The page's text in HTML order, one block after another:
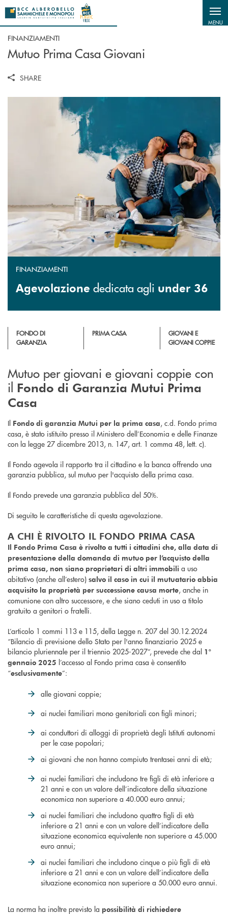
Salta al contenuto principale
MENU
FINANZIAMENTI
Mutuo Prima Casa Giovani
SHARE
FINANZIAMENTI
Agevolazione dedicata agli under 36
FONDO DI
GARANZIA
PRIMA CASA
GIOVANI E
GIOVANI COPPIE
Mutuo per giovani e giovani coppie con
il Fondo di Garanzia Mutui Prima
Casa
Il Fondo di garanzia Mutui per la prima casa, c.d. Fondo prima
casa, è stato istituito presso il Ministero dell’Economia e delle Finanze
con la legge 27 dicembre 2013, n. 147, art. 1 comma 48, lett. c).
Il Fondo agevola il rapporto tra il cittadino e la banca offrendo una
garanzia pubblica, sul mutuo per l'acquisto della prima casa.
Il Fondo prevede una garanzia pubblica del 50%.
Di seguito le caratteristiche di questa agevolazione.
A CHI È RIVOLTO IL FONDO PRIMA CASA
Il Fondo Prima Casa è rivolto a tutti i cittadini che, alla data di
presentazione della domanda di mutuo per l’acquisto della
prima casa, non siano proprietari di altri immobili a uso
abitativo (anche all’estero) salvo il caso in cui il mutuatario abbia
acquisito la proprietà per successione causa morte, anche in
comunione con altro successore, e che siano ceduti in uso a titolo
gratuito a genitori o fratelli.
L’articolo 1 commi 113 e 115, della Legge n. 207 del 30.12.2024
“Bilancio di previsione dello Stato per l'anno finanziario 2025 e
bilancio pluriennale per il triennio 2025-2027”, prevede che dal 1°
gennaio 2025 l’accesso al Fondo prima casa è consentito
“esclusivamente”:
alle giovani coppie;
ai nuclei familiari mono genitoriali con figli minori;
ai conduttori di alloggi di proprietà degli Istituti autonomi
per le case popolari;
ai giovani che non hanno compiuto trentasei anni di età;
ai nuclei familiari che includono tre figli di età inferiore a
21 anni e con un valore dell’indicatore della situazione
economica non superiore a 40.000 euro annui;
ai nuclei familiari che includono quattro figli di età
inferiore a 21 anni e con un valore dell’indicatore della
situazione economica equivalente non superiore a 45.000
euro annui;
ai nuclei familiari che includono cinque o più figli di età
inferiore a 21 anni e con un valore dell’indicatore della
situazione economica non superiore a 50.000 euro annui.
La norma ha inoltre previsto la possibilità di richiedere